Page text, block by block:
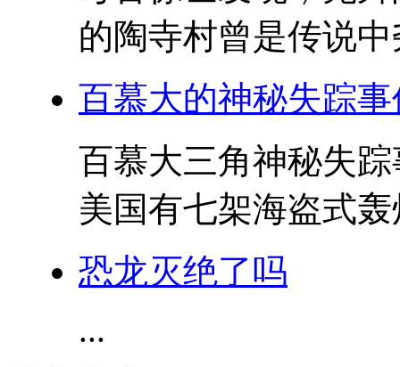
的陶寺村曾是传说
百慕大的神秘失踪事
百慕大三角神秘失
美国有七架海盗式
恐龙灭绝了吗
...